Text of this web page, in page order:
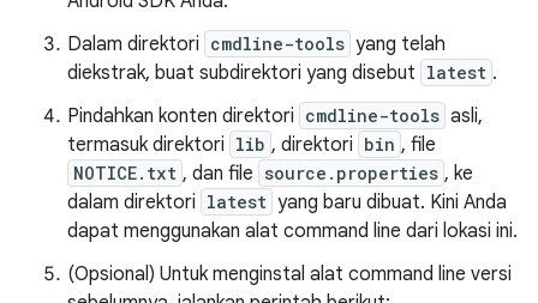
Dalam direktori cmdline-tools yang telah
diekstrak, buat subdirektori yang disebut latest .
Pindahkan konten direktori cmdline-tools asli,
termasuk direktori lib , direktori bin , file
NOTICE.txt , dan file source.properties , ke
dalam direktori latest yang baru dibuat. Kini Anda
dapat menggunakan alat command line dari lokasi ini.
(Opsional) Untuk menginstal alat command line versi